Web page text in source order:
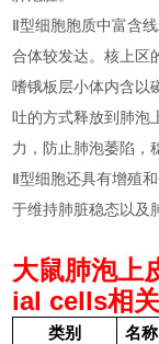
Ⅱ型细胞胞质中富含
合体较发达。核上区
嗜锇板层小体内含以
吐的方式释放到肺泡
力，防止肺泡萎陷，
Ⅱ型细胞还具有增殖
于维持肺脏稳态以及
大鼠肺泡上
ial cells相
类别 名称